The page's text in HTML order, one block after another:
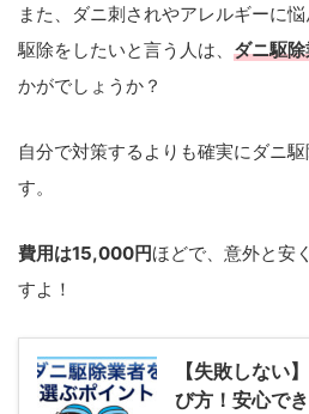
また、ダニ刺されやアレルギーに
駆除をしたいと言う人は、 ダニ駆
かがでしょうか？
自分で対策するよりも確実にダニ
す。
費用は15,000円ほどで、意外と安
すよ！
【失敗しない
び方！安心で